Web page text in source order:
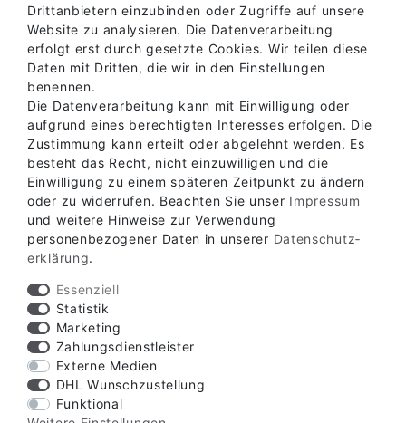
Verfügbare Zahlungsarten
Verfügbare Versandarten
Drittanbietern einzubinden oder Zugriffe auf unsere
Website zu analysieren. Die Datenverarbeitung
erfolgt erst durch gesetzte Cookies. Wir teilen diese
Daten mit Dritten, die wir in den Einstellungen
benennen.
Die Datenverarbeitung kann mit Einwilligung oder
aufgrund eines berechtigten Interesses erfolgen. Die
Zustimmung kann erteilt oder abgelehnt werden. Es
besteht das Recht, nicht einzuwilligen und die
Einwilligung zu einem späteren Zeitpunkt zu ändern
oder zu widerrufen. Beachten Sie unser Impressum
und weitere Hinweise zur Verwendung
personenbezogener Daten in unserer Daten­schutz­
erklärung.
Essenziell
Statistik
Marketing
Zahlungsdienstleister
Externe Medien
DHL Wunschzustellung
Funktional